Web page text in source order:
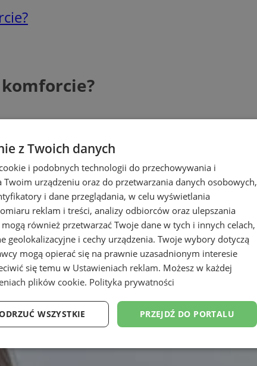
z Twoich danych
i podobnych technologii do przechowywania i
urządzeniu oraz do przetwarzania danych osobowych,
i dane przeglądania, w celu wyświetlania
reklam i treści, analizy odbiorców oraz ulepszania
mogą również przetwarzać Twoje dane w tych i innych celach,
geolokalizacyjne i cechy urządzenia. Twoje wybory dotyczą
mogą opierać się na prawnie uzasadnionym interesie
się temu w Ustawieniach reklam. Możesz w każdej
plików cookie. Polityka prywatności
PRZEJDŹ DO PORTALU
WSZYSTKIE
Targetowanie Funkcjonalność Niesklasyfikowane